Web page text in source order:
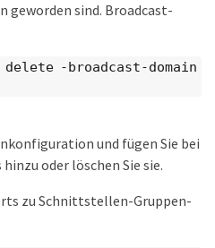
sind. Broadcast-
delete -broadcast-domain
und fügen Sie bei
oder löschen Sie sie.
zu Schnittstellen-Gruppen-